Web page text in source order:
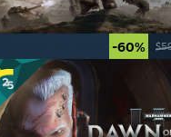
-60%